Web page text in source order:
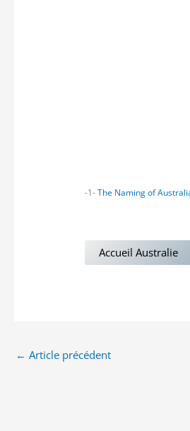
-1-The Naming of
Accueil Australie
← Article précédent